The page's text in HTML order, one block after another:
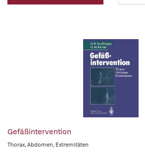
Gefäßintervention
Thorax, Abdomen, Extremitäten